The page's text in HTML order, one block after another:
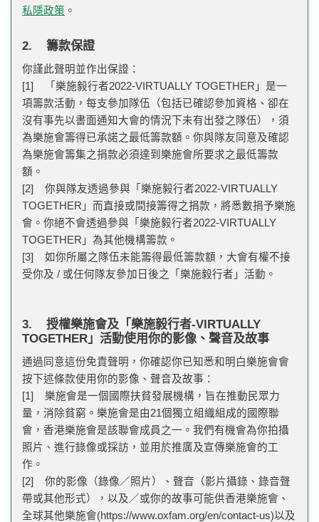
私隱政策 。
2. 籌款保證
你謹此聲明並作出保證：
[1] 「樂施毅行者2022-VIRTUALLY TOGETHER」是一
項籌款活動，每支參加隊伍（包括已確認參加資格、卻在
沒有事先以書面通知大會的情況下未有出發之隊伍），須
為樂施會籌得已承諾之最低籌款額。你與隊友同意及確認
為樂施會籌集之捐款必須達到樂施會所要求之最低籌款
額。
[2] 你與隊友透過參與「樂施毅行者2022-VIRTUALLY
TOGETHER」而直接或間接籌得之捐款，將悉數捐予樂施
會。你絕不會透過參與「樂施毅行者2022-VIRTUALLY
TOGETHER」為其他機構籌款。
[3] 如你所屬之隊伍未能籌得最低籌款額，大會有權不接
受你及 / 或任何隊友參加日後之「樂施毅行者」活動。
3. 授權樂施會及「樂施毅行者-VIRTUALLY
TOGETHER」活動使用你的影像、聲音及故事
通過同意這份免責聲明，你確認你已知悉和明白樂施會會
按下述條款使用你的影像、聲音及故事：
[1] 樂施會是一個國際扶貧發展機構，旨在推動民眾力
量，消除貧窮。樂施會是由21個獨立組織組成的國際聯
會，香港樂施會是該聯會成員之一。我們有機會為你拍攝
照片、進行錄像或採訪，並用於推廣及宣傳樂施會的工
作。
[2] 你的影像（錄像／照片）、聲音（影片攝錄、錄音聲
帶或其他形式），以及／或你的故事可能供香港樂施會、
全球其他樂施會(https://www.oxfam.org/en/contact-us)以及